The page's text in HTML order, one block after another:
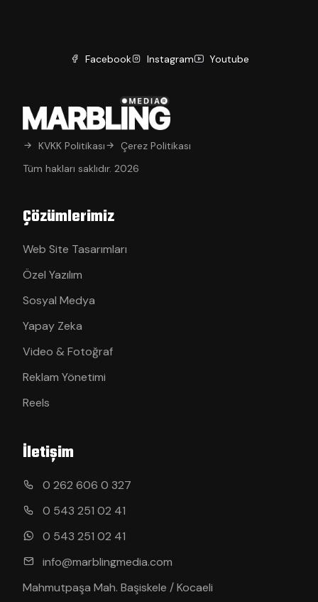
Facebook Instagram Youtube
KVKK Politikası
Çerez Politikası
Tüm hakları saklıdır. 2026
Çözümlerimiz
Web Site Tasarımları
Özel Yazılım
Sosyal Medya
Yapay Zeka
Video & Fotoğraf
Reklam Yönetimi
Reels
İletişim
0 262 606 0 327
0 543 251 02 41
0 543 251 02 41
info@marblingmedia.com
Mahmutpaşa Mah. Başiskele / Kocaeli